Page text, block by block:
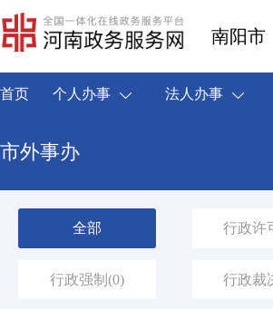
南阳市
首页 个人办事 法人办事
市外事办
全部 行政许
行政强制 (0) 行政裁